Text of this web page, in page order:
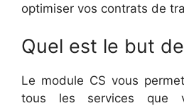
optimiser vos contrats de
Quel est le but
Le module CS vous
tous les services que